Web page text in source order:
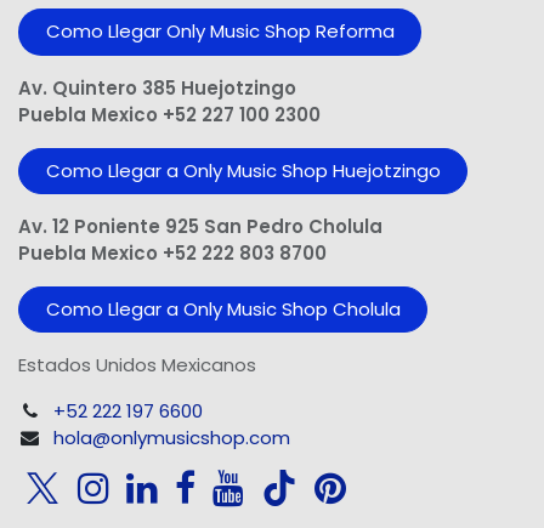
Como Llegar Only Music Shop​ Reforma
Av. Quintero 385 Huejotzingo
Puebla Mexico +52 227 100 2300
Como Llegar a Only Music Shop Huejotzingo
Av. 12 Poniente 925 San Pedro Cholula
Puebla Mexico +52 222 803 8700
Como Llegar a Only Music Shop Cholula
Estados Unidos Mexicanos
+52 222 197 6600
hola@onlymusicshop.com